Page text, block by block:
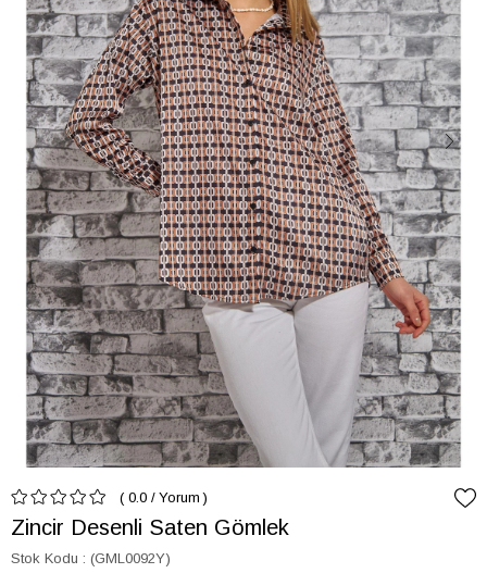
0.0 / Yorum
Zincir Desenli Saten Gömlek
Stok Kodu (GML0092Y)